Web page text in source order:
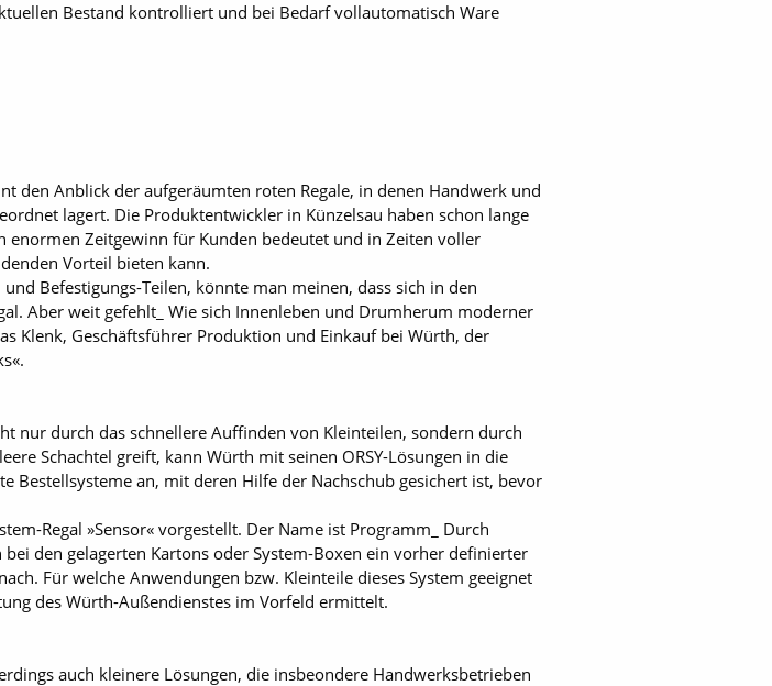
Bestand kontrolliert und bei Bedarf vollautomatisch Ware
den Anblick der aufgeräumten roten Regale, in denen Handwerk und
lagert. Die Produktentwickler in Künzelsau haben schon lange
enormen Zeitgewinn für Kunden bedeutet und in Zeiten voller
Vorteil bieten kann.
Befestigungs-Teilen, könnte man meinen, dass sich in den
Aber weit gefehlt_ Wie sich Innenleben und Drumherum moderner
Klenk, Geschäftsführer Produktion und Einkauf bei Würth, der
nur durch das schnellere Auffinden von Kleinteilen, sondern durch
Schachtel greift, kann Würth mit seinen ORSY-Lösungen in die
Bestellsysteme an, mit deren Hilfe der Nachschub gesichert ist, bevor
Regal »Sensor« vorgestellt. Der Name ist Programm_ Durch
den gelagerten Kartons oder System-Boxen ein vorher definierter
Für welche Anwendungen bzw. Kleinteile dieses System geeignet
des Würth-Außendienstes im Vorfeld ermittelt.
auch kleinere Lösungen, die insbeondere Handwerksbetrieben